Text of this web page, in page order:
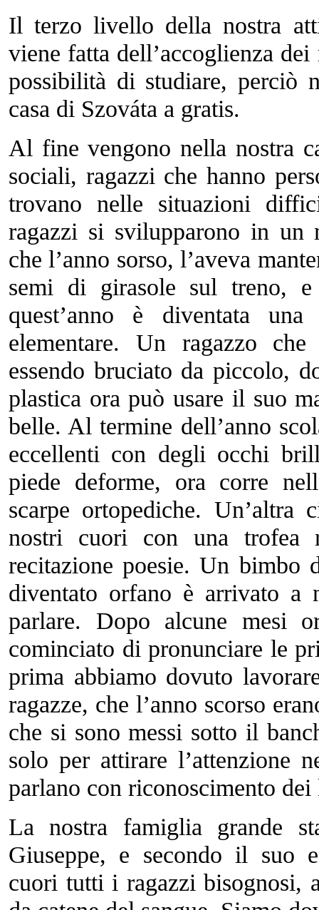
Il terzo livello della nostra
viene fatta dell’accoglienza
possibilità di studiare, perciò
casa di Szováta a gratis.
Al fine vengono nella nostra
sociali, ragazzi che hanno
trovano nelle situazioni
ragazzi si svilupparono in un
che l’anno sorso, l’aveva
semi di girasole sul treno, e
quest’anno è diventata
elementare. Un ragazzo
essendo bruciato da piccolo,
plastica ora può usare il suo
belle. Al termine dell’anno
eccellenti con degli occhi
piede deforme, ora corre
scarpe ortopediche.
nostri cuori con una trofea
recitazione poesie. Un bimbo
diventato orfano è arrivato a
parlare. Dopo alcune mesi
cominciato di pronunciare le
prima abbiamo dovuto
ragazze, che l’anno scorso
che si sono messi sotto il
solo per attirare l’attenzione
parlano con riconoscimento
La nostra famiglia grande
Giuseppe, e secondo il suo
cuori tutti i ragazzi bisognosi,